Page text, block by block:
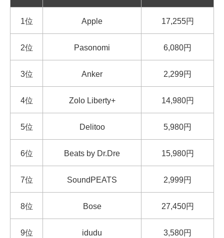
1位 Apple 17,255円
2位 Pasonomi 6,080円
3位 Anker 2,299円
4位 Zolo Liberty+ 14,980円
5位 Delitoo 5,980円
6位 Beats by Dr.Dre 15,980円
7位 SoundPEATS 2,999円
8位 Bose 27,450円
9位 idudu 3,580円